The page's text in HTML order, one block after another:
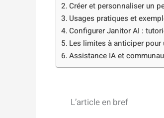
Créer et personnaliser un
Usages pratiques et
Configurer Janitor AI :
Les limites à anticiper
Assistance IA et
L’article en bref